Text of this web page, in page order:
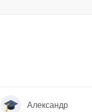
Александр